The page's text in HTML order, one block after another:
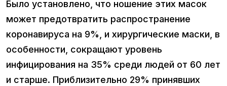
Было установлено, что ношение этих масок
может предотвратить распространение
коронавируса на 9%, и хирургические маски, в
особенности, сокращают уровень
инфицирования на 35% среди людей от 60 лет
и старше. Приблизительно 29% принявших